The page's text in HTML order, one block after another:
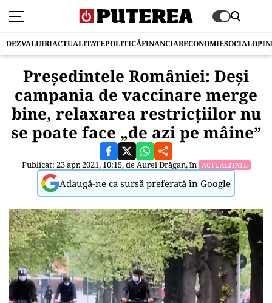
DEZVALUIRIACTUALITATEPOLITICĂFINANCIARECONOMIESOCIAL
Președintele României: Deși
campania de vaccinare merge
bine, relaxarea restricțiilor nu
se poate face „de azi pe mâine”
Publicat: 23 apr. 2021, 10:15, deAurel Drăgan, în ACTUALITATE
Adaugă-ne ca sursă preferată în Google